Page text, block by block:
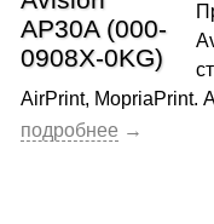
AirPrint, MopriaPrint.